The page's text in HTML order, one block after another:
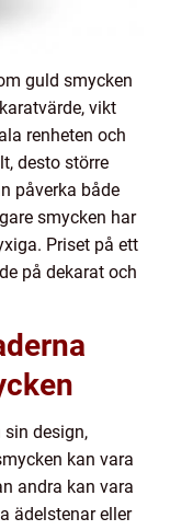
guld smycken
vikt
renheten och
desto större
påverka både
smycken har
Priset på ett
på dekarat och
design,
kan vara
andra kan vara
ädelstenar eller